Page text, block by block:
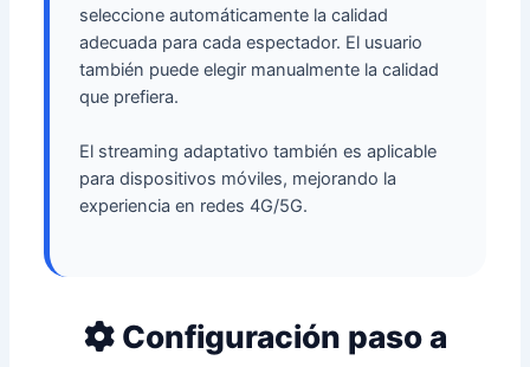
seleccione automáticamente la calidad
adecuada para cada espectador. El usuario
también puede elegir manualmente la calidad
que prefiera.
El streaming adaptativo también es aplicable
para dispositivos móviles, mejorando la
experiencia en redes 4G/5G.
Configuración paso a